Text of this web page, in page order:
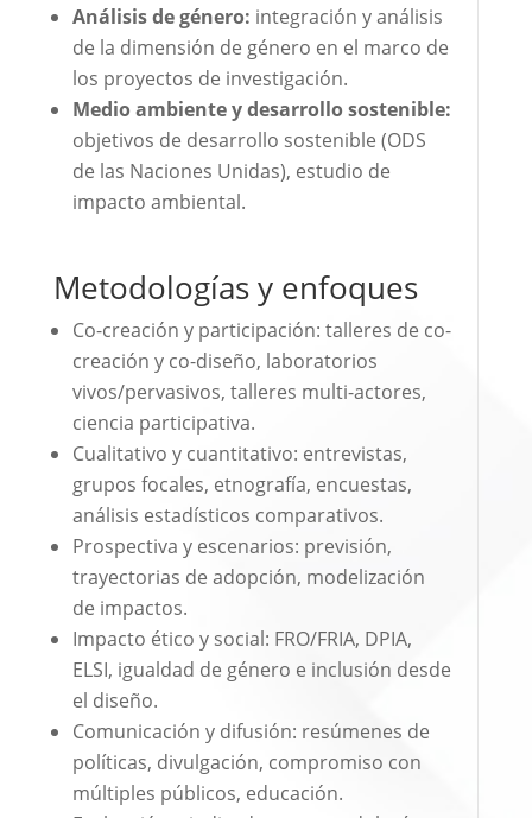
Análisis de género: integración y análisis
de la dimensión de género en el marco de
los proyectos de investigación.
Medio ambiente y desarrollo sostenible:
objetivos de desarrollo sostenible (ODS
de las Naciones Unidas), estudio de
impacto ambiental.
Metodologías y enfoques
Co-creación y participación: talleres de co-
creación y co-diseño, laboratorios
vivos/pervasivos, talleres multi-actores,
ciencia participativa.
Cualitativo y cuantitativo: entrevistas,
grupos focales, etnografía, encuestas,
análisis estadísticos comparativos.
Prospectiva y escenarios: previsión,
trayectorias de adopción, modelización
de impactos.
Impacto ético y social: FRO/FRIA, DPIA,
ELSI, igualdad de género e inclusión desde
el diseño.
Comunicación y difusión: resúmenes de
políticas, divulgación, compromiso con
múltiples públicos, educación.